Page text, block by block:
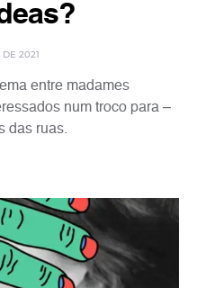
2021
entre madames
num troco para –
das ruas.